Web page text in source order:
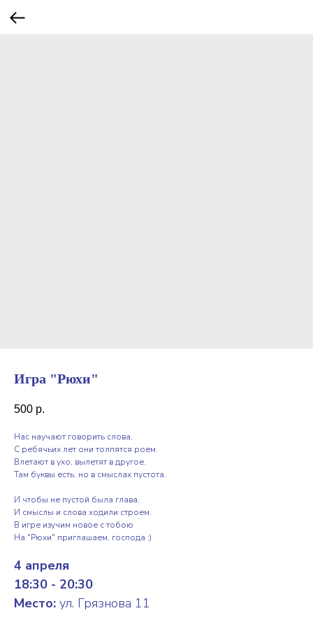
Игра "Рюхи"
500 р.
Нас научают говорить слова.
С ребячьих лет они толпятся роем.
Влетают в ухо, вылетят в другое.
Там буквы есть, но в смыслах пустота.
И чтобы не пустой была глава,
И смыслы и слова ходили строем.
В игре изучим новое с тобою
На "Рюхи" приглашаем, господа :)
4 апреля
18:30 - 20:30
Место: ул. Грязнова 11